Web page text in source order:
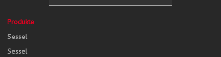
Produkte
Sessel
Sessel